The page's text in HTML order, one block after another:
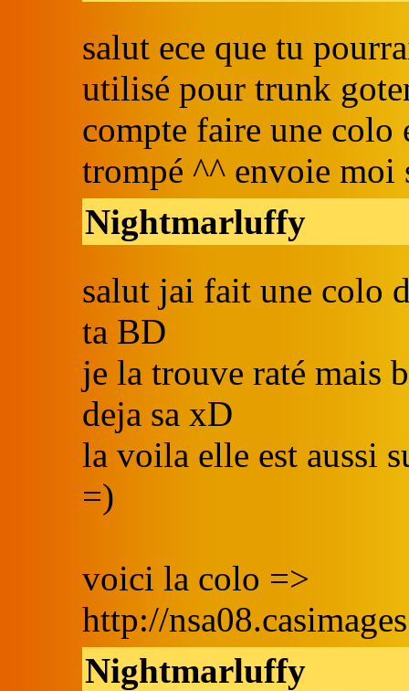
salut ece que tu
utilisé pour trunk
compte faire une colo
trompé ^^ envoie moi
Nightmarluffy
salut jai fait une colo
ta BD
je la trouve raté mais
deja sa xD
la voila elle est aussi
=)
voici la colo =>
http://
Nightmarluffy